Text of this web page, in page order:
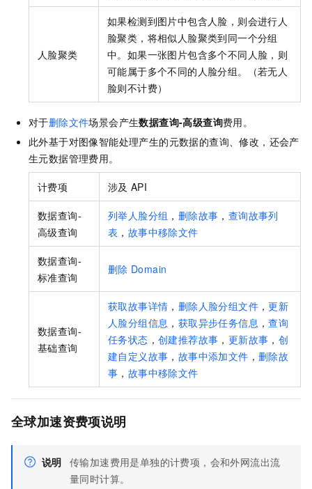
人脸聚类
如果检测到图片中包含人脸，则会进行人
脸聚类，将相似人脸聚类到同一个分组
中。如果一张图片包含多个不同人脸，则
可能属于多个不同的人脸分组。（若无人
脸则不计费）
对于删除文件场景会产生数据查询-高级查询费用。
此外基于对图像智能处理产生的元数据的查询、修改，还会产
生元数据管理费用。
计费项 涉及 API
数据查询-
高级查询
列举人脸分组 ， 删除故事 ， 查询故事列
表 ， 故事中移除文件
数据查询-
标准查询
删除 Domain
数据查询-
基础查询
获取故事详情 ， 删除人脸分组文件 ，更新
人脸分组信息 ， 获取异步任务信息 ，查询
任务状态 ，创建推荐故事 ， 更新故事 ， 创
建自定义故事 ， 故事中添加文件 ，删除故
事 ， 故事中移除文件
全球加速资费项说明
说明 传输加速费用是单独的计费项，会和外网流出流
量同时计算。